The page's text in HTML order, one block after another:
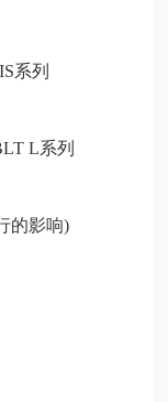
系列
L系列
的影响)